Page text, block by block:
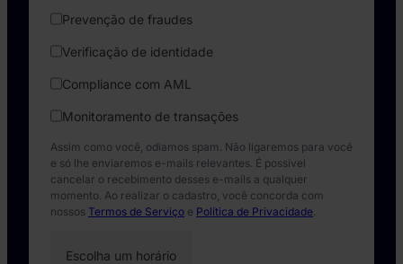
Prevenção de fraudes
Verificação de identidade
Compliance com AML
Monitoramento de transações
Assim como você, odiamos spam. Não ligaremos para você
e só lhe enviaremos e-mails relevantes. É possível
cancelar o recebimento desses e-mails a qualquer
momento. Ao realizar o cadastro, você concorda com
nossos Termos de Serviço e Política de Privacidade.